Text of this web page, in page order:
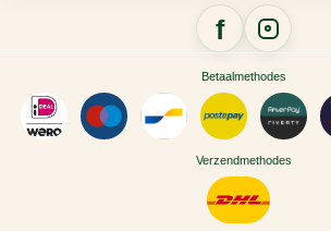
Betaalmethodes
Verzendmethodes